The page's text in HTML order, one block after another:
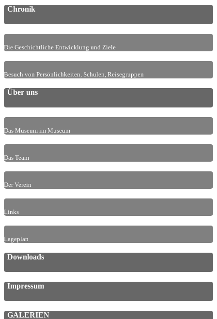
Chronik
Die Geschichtliche Entwicklung und Ziele
Besuch von Persönlichkeiten, Schulen, Reisegruppen
Über uns
Das Museum im Museum
Das Team
Der Verein
Links
Lageplan
Downloads
Impressum
GALERIEN